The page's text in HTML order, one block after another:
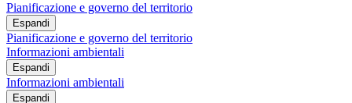
Pianificazione e governo del territorio
Espandi
Pianificazione e governo del territorio
Informazioni ambientali
Espandi
Informazioni ambientali
Espandi